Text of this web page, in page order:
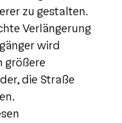
zu gestalten.
Verlängerung
wird
größere
die Straße